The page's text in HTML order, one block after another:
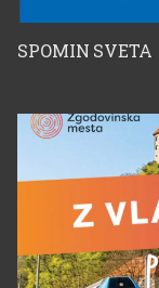
SPOMIN SVETA